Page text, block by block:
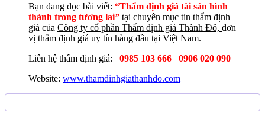
Bạn đang đọc bài viết: “Thẩm định giá tài sản hình
thành trong tương lai” tại chuyên mục tin thẩm định
giá của Công ty cổ phần Thẩm định giá Thành Đô, đơn
vị thẩm định giá uy tín hàng đầu tại Việt Nam.
Liên hệ thẩm định giá:
0985 103 666
0906 020 090
Website: www.thamdinhgiathanhdo.com